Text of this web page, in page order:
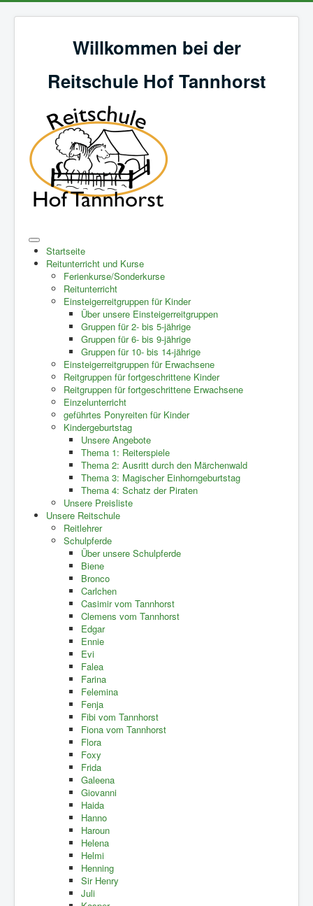
Willkommen bei der
Reitschule Hof Tannhorst
Startseite
Reitunterricht und Kurse
Ferienkurse/Sonderkurse
Reitunterricht
Einsteigerreitgruppen für Kinder
Über unsere Einsteigerreitgruppen
Gruppen für 2- bis 5-jährige
Gruppen für 6- bis 9-jährige
Gruppen für 10- bis 14-jährige
Einsteigerreitgruppen für Erwachsene
Reitgruppen für fortgeschrittene Kinder
Reitgruppen für fortgeschrittene Erwachsene
Einzelunterricht
geführtes Ponyreiten für Kinder
Kindergeburtstag
Unsere Angebote
Thema 1: Reiterspiele
Thema 2: Ausritt durch den Märchenwald
Thema 3: Magischer Einhorngeburtstag
Thema 4: Schatz der Piraten
Unsere Preisliste
Unsere Reitschule
Reitlehrer
Schulpferde
Über unsere Schulpferde
Biene
Bronco
Carlchen
Casimir vom Tannhorst
Clemens vom Tannhorst
Edgar
Ennie
Evi
Falea
Farina
Felemina
Fenja
Fibi vom Tannhorst
Fiona vom Tannhorst
Flora
Foxy
Frida
Galeena
Giovanni
Haida
Hanno
Haroun
Helena
Helmi
Henning
Sir Henry
Juli